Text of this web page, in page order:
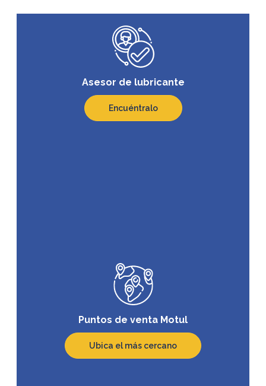
Asesor de lubricante
Encuéntralo
Puntos de venta Motul
Ubica el más cercano